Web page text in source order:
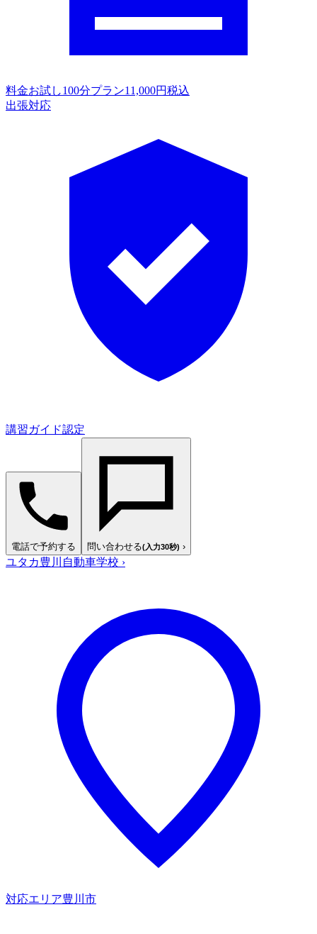
料金お試し100分プラン11,000円税込
出張対応
講習ガイド認定
電話で予約する 問い合わせる(入力30秒) ›
ユタカ豊川自動車学校 ›
対応エリア豊川市